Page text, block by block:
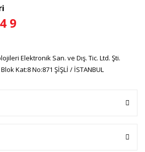
9
Elektronik San. ve Dış. Tic. Ltd. Şti.
Kat:8 No:871 ŞİŞLİ / İSTANBUL